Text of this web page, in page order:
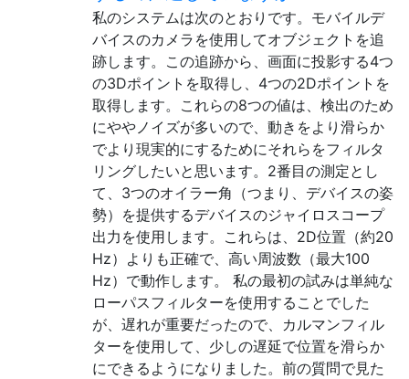
私のシステムは次のとおりです。モバイルデ
バイスのカメラを使用してオブジェクトを追
跡します。この追跡から、画面に投影する4つ
の3Dポイントを取得し、4つの2Dポイントを
取得します。これらの8つの値は、検出のため
にややノイズが多いので、動きをより滑らか
でより現実的にするためにそれらをフィルタ
リングしたいと思います。2番目の測定とし
て、3つのオイラー角（つまり、デバイスの姿
勢）を提供するデバイスのジャイロスコープ
出力を使用します。これらは、2D位置（約20
Hz）よりも正確で、高い周波数（最大100
Hz）で動作します。 私の最初の試みは単純な
ローパスフィルターを使用することでした
が、遅れが重要だったので、カルマンフィル
ターを使用して、少しの遅延で位置を滑らか
にできるようになりました。前の質問で見た